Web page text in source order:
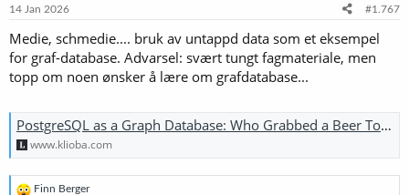
e
:
14 Jan 2026 #1.767
Medie, schmedie.... bruk av untappd data som et eksempel
for graf-database. Advarsel: svært tungt fagmateriale, men
topp om noen ønsker å lære om grafdatabase...
PostgreSQL as a Graph Database: Who Grabbed a Beer Together? · Taras Kloba
www.klioba.com
R
Finn Berger